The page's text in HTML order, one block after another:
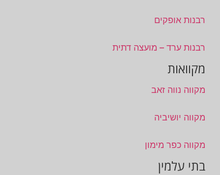
רבנות אופקים
רבנות ערד – מועצה דתית
מקוואות
מקווה נווה זאב
מקווה יושיביה
מקווה כפר מימון
בתי עלמין